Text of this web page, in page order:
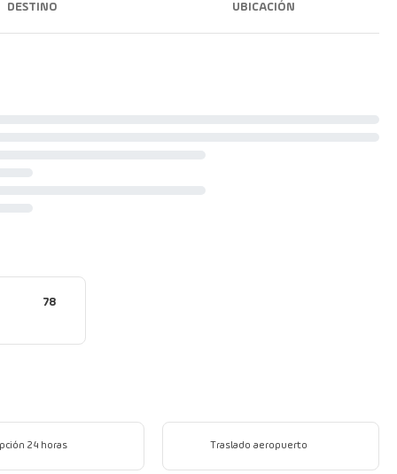
DESTINO UBICACIÓN
78
24 horas Traslado aeropuerto